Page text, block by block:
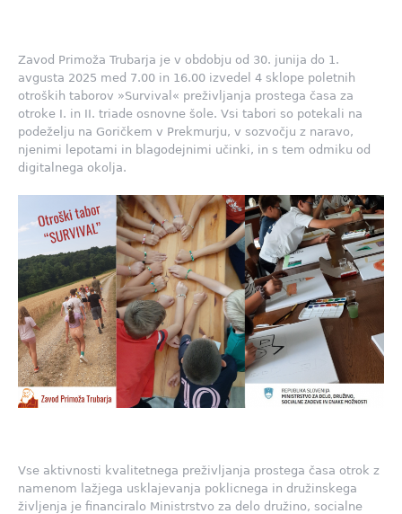
Zavod Primoža Trubarja je v obdobju od 30. junija do 1.
avgusta 2025 med 7.00 in 16.00 izvedel 4 sklope poletnih
otroških taborov »Survival« preživljanja prostega časa za
otroke I. in II. triade osnovne šole. Vsi tabori so potekali na
podeželju na Goričkem v Prekmurju, v sozvočju z naravo,
njenimi lepotami in blagodejnimi učinki, in s tem odmiku od
digitalnega okolja.
Vse aktivnosti kvalitetnega preživljanja prostega časa otrok z
namenom lažjega usklajevanja poklicnega in družinskega
življenja je financiralo Ministrstvo za delo družino, socialne